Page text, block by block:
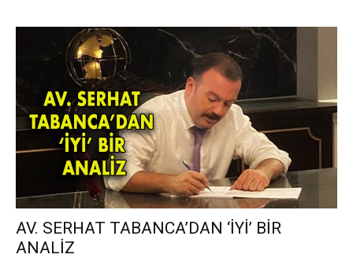
AV. SERHAT TABANCA’DAN ‘İYİ’ BİR
ANALİZ